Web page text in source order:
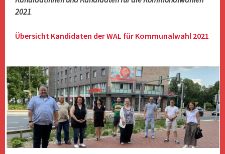
2021.
Übersicht Kandidaten der WAL für Kommunalwahl 2021